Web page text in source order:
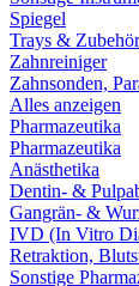
Spiegel
Trays & Zubehör
Zahnreiniger
Zahnsonden,
Alles anzeigen
Pharmazeutika
Pharmazeutika
Anästhetika
Dentin- &
Gangrän- &
IVD (In Vitro
Retraktion,
Sonstige